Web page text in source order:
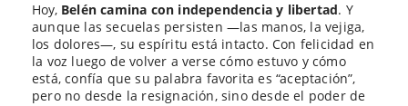
Hoy, Belén camina con independencia y libertad. Y
aunque las secuelas persisten —las manos, la vejiga,
los dolores—, su espíritu está intacto. Con felicidad en
la voz luego de volver a verse cómo estuvo y cómo
está, confía que su palabra favorita es “aceptación”,
pero no desde la resignación, sino desde el poder de